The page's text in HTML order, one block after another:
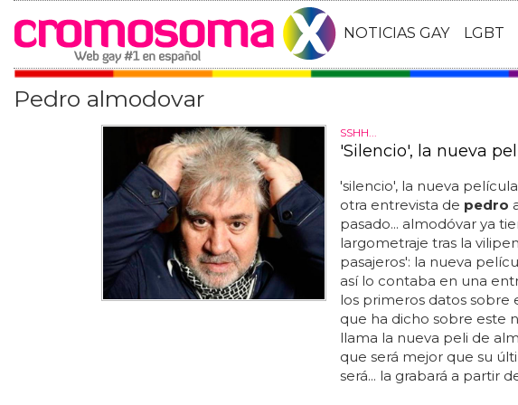
NOTICIAS GAY LGBT
Pedro almodovar
SSHH...
'Silencio', la nueva
'silencio', la nueva
otra entrevista de pedro
pasado... almodóvar ya
largometraje tras la
pasajeros': la nueva
así lo contaba en una
los primeros datos sobre
que ha dicho sobre este
llama la nueva peli de
que será mejor que su
será... la grabará a partir